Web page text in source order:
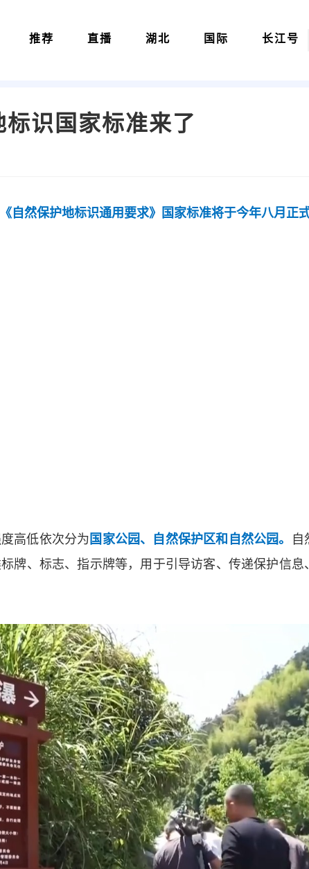
推荐 直播 湖北 国际 长江号
识国家标准来了
《自然保护地标识通用要求》国家标准将于今年八月正式
高低依次分为 国家公园、自然保护区和自然公园。
牌、标志、指示牌等，用于引导访客、传递保护信